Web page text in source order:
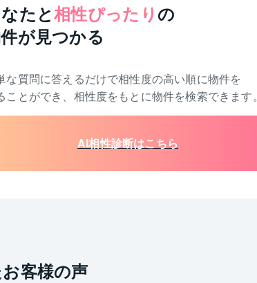
たと相性ぴったり の
が見つかる
な質問に答えるだけで相性度の高い順に物件を
ことができ、相性度をもとに物件を検索できます。
AI相性診断はこちら
客様の声